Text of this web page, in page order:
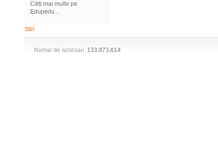
Citiți mai multe pe
Edupedu...
Stiri
Numar de accesari: 133.973.614